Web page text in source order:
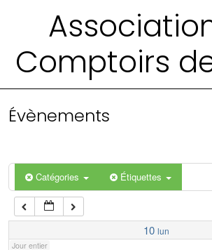
Comptoirs
Évènements
Catégories Étiquettes
10 lun
Jour entier
4 h 00 min
6 h 00 min
7 h 00 min